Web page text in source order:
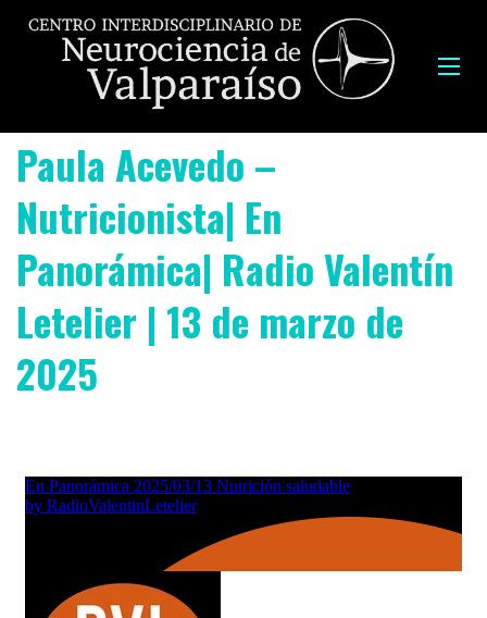
Paula Acevedo –
Nutricionista| En
Panorámica| Radio Valentín
Letelier | 13 de marzo de
2025